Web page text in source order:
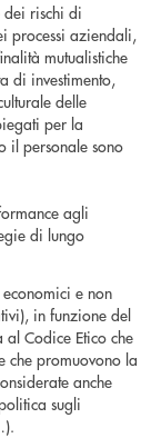
dei rischi di
processi aziendali,
mutualistiche
di investimento,
delle
per la
il personale sono
agli
di lungo
e non
in funzione del
al Codice Etico che
che promuovono la
anche
sugli